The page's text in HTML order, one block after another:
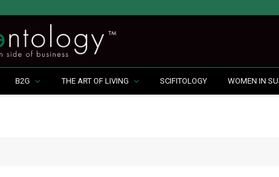
B2G THE ART OF LIVING SCIFITOLOGY WOMEN IN